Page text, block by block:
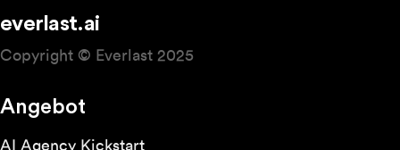
everlast.ai
Copyright © Everlast 2025
Angebot
AI Agency Kickstart